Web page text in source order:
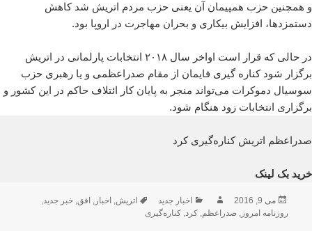
و همچنین حزب همپیمان آن یعنی حزب مردم اتریش شد کاهش
دستمزدها، افزایش بیکاری و بحران مهاجرت در اروپا بود.
در حالی که قرار است اواخر سال ۲۰۱۸ انتخابات پارلمانی در اتریش
برگزار شود کناره گیری فایمان از مقام صدراعظمی و یا رهبری حزب
سوسیال دموکرات می‌تواند منجر به پایان کار ائتلاف حاکم در این کشور و
برگزاری انتخابات زود هنگام شود.
صدراعظم اتریش کناره‌گیری کرد
خرید بک لینک
ارسال
شده
می 9, 2016 نویسندهدسته‌ها
اخبار جدید برچسب‌ها
اتریش, اخبار, افق,خبر جدید,
روزنامه امروز,صدراعظم,کرد,کناره‌گیری